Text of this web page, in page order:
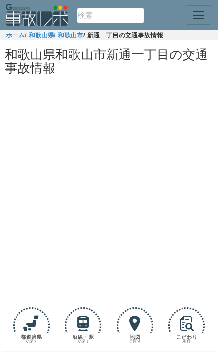
ホーム/ 和歌山県/ 和歌山市/ 新通一丁目の交通事故情報
和歌山県和歌山市新通一丁目の交通
事故情報
都道府県
で探す
沿線・駅
で探す
地図
で探す
こだわり
条件